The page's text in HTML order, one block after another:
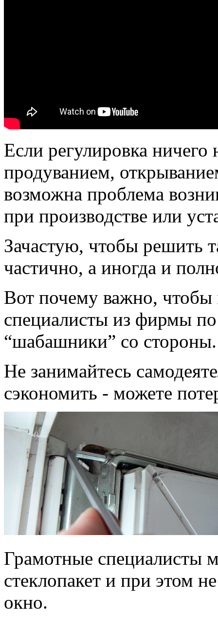
Если регулировка ничего
продуванием,
возможна проблема
при производстве или
Зачастую, чтобы решить
частично, а иногда и
Вот почему важно,
специалисты из фирмы по
“шабашники” со стороны.
Не занимайтесь
сэкономить - можете
Грамотные специалисты
стеклопакет и при этом
окно.